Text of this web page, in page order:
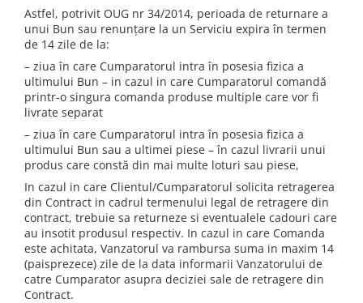
Astfel, potrivit OUG nr 34/2014, perioada de returnare a
unui Bun sau renunțare la un Serviciu expira în termen
de 14 zile de la:
– ziua în care Cumparatorul intra în posesia fizica a
ultimului Bun – in cazul in care Cumparatorul comandă
printr-o singura comanda produse multiple care vor fi
livrate separat
– ziua în care Cumparatorul intra în posesia fizica a
ultimului Bun sau a ultimei piese – în cazul livrarii unui
produs care constă din mai multe loturi sau piese,
In cazul in care Clientul/Cumparatorul solicita retragerea
din Contract in cadrul termenului legal de retragere din
contract, trebuie sa returneze si eventualele cadouri care
au insotit produsul respectiv. In cazul in care Comanda
este achitata, Vanzatorul va rambursa suma in maxim 14
(paisprezece) zile de la data informarii Vanzatorului de
catre Cumparator asupra deciziei sale de retragere din
Contract.